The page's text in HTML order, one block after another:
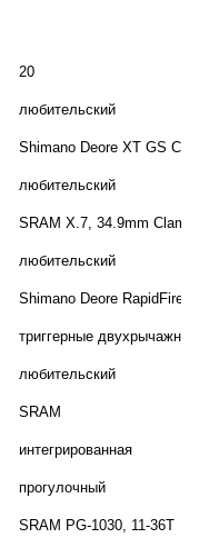
20
любительский
Shimano Deore XT GS
любительский
SRAM X.7, 34.9mm Clamp
любительский
Shimano Deore RapidFire
триггерные двухрычажные
любительский
SRAM
интегрированная
прогулочный
SRAM PG-1030, 11-36T